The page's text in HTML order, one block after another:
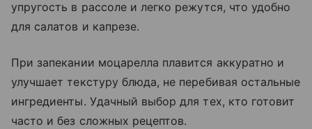
упругость в рассоле и легко режутся, что удобно
для салатов и капрезе.
При запекании моцарелла плавится аккуратно и
улучшает текстуру блюда, не перебивая остальные
ингредиенты. Удачный выбор для тех, кто готовит
часто и без сложных рецептов.